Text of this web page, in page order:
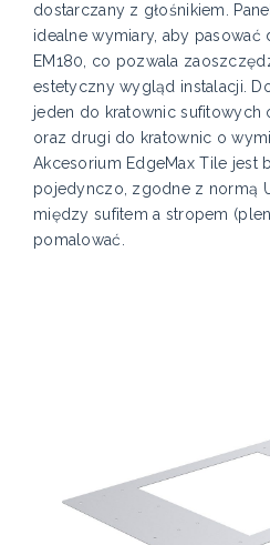
dostarczany z głośnikiem.
idealne wymiary, aby pasować
EM180, co pozwala
estetyczny wygląd instalacji.
jeden do kratownic sufitowych
oraz drugi do kratownic o
Akcesorium EdgeMax Tile jest
pojedynczo, zgodne z normą
między sufitem a stropem
pomalować.